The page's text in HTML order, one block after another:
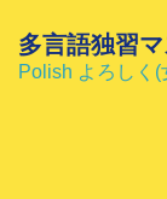
多言語独習
Polish よろしく(